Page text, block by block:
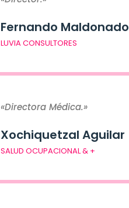
Fernando Maldonado
LUVIA CONSULTORES
«Directora Médica.»
Xochiquetzal Aguilar
SALUD OCUPACIONAL & +